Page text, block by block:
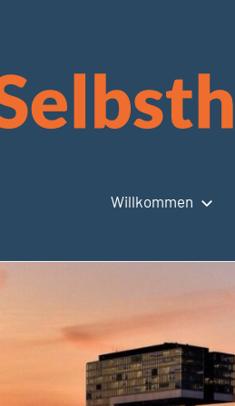
Willkommen